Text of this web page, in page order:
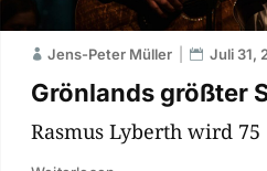
Grönlands größter
Jens-Peter Müller Juli 31,
Rasmus Lyberth wird 75